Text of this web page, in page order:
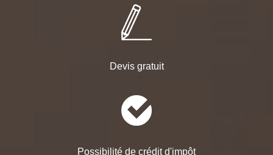
Devis gratuit
Possibilité de crédit d'impôt